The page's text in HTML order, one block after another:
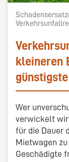
kleineren
Wer
verwickelt
für die Dauer
Mietwagen
Geschädigte